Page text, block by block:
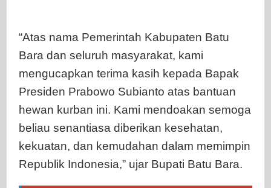
“Atas nama Pemerintah Kabupaten Batu
Bara dan seluruh masyarakat, kami
mengucapkan terima kasih kepada Bapak
Presiden Prabowo Subianto atas bantuan
hewan kurban ini. Kami mendoakan semoga
beliau senantiasa diberikan kesehatan,
kekuatan, dan kemudahan dalam memimpin
Republik Indonesia,” ujar Bupati Batu Bara.